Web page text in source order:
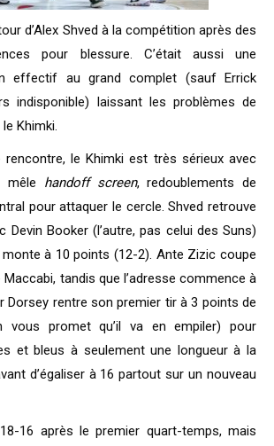
d’Alex Shved à la compétition après des
pour blessure. C’était aussi une
effectif au grand complet (sauf Errick
indisponible) laissant les problèmes de
Khimki.
rencontre, le Khimki est très sérieux avec
mêle handoff screen, redoublements de
pour attaquer le cercle. Shved retrouve
Devin Booker (l’autre, pas celui des Suns)
à 10 points (12-2). Ante Zizic coupe
tandis que l’adresse commence à
Dorsey rentre son premier tir à 3 points de
vous promet qu’il va en empiler) pour
et bleus à seulement une longueur à la
d’égaliser à 16 partout sur un nouveau
16 après le premier quart-temps, mais